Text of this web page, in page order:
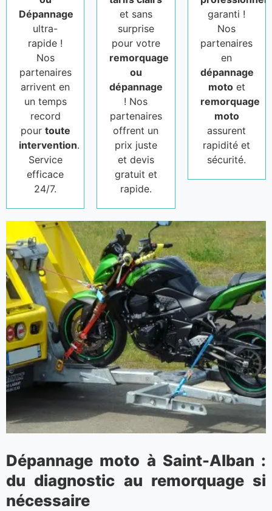
Dépannage
ultra-
rapide !
Nos
partenaires
arrivent en
un temps
record
pour toute
intervention.
Service
efficace
24/7.
et sans
surprise
pour votre
remorquage
ou
dépannage
! Nos
partenaires
offrent un
prix juste
et devis
gratuit et
rapide.
garanti !
Nos
partenaires
en
dépannage
motoet
remorquage
moto
assurent
rapidité et
sécurité.
Dépannage moto à Saint-Alban :
du diagnostic au remorquage si
nécessaire